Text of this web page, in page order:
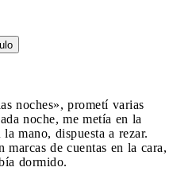
noches», prometí varias
noche, me metía en la
mano, dispuesta a rezar.
marcas de cuentas en la cara,
dormido.